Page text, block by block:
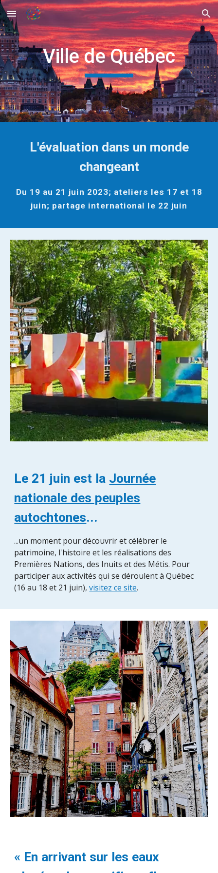
Skip to main content Skip to navigation
Ville de Québec
L'évaluation dans un monde
changeant
Du 19 au 21 juin 2023; ateliers les 17 et 18
juin; partage international le 22 juin
Le 21 juin est la Journée
nationale des peuples
autochtones...
...un moment pour découvrir et célébrer le
patrimoine, l'histoire et les réalisations des
Premières Nations, des Inuits et des Métis. Pour
participer aux activités qui se déroulent à Québec
(16 au 18 et 21 juin),visitez ce site.
« En arrivant sur les eaux